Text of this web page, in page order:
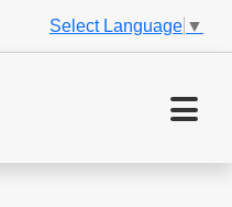
Select Language ▼